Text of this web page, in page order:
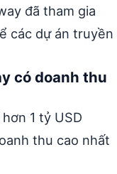
đã tham gia
các dự án truyền
có doanh thu
1 tỷ USD
thu cao nhất